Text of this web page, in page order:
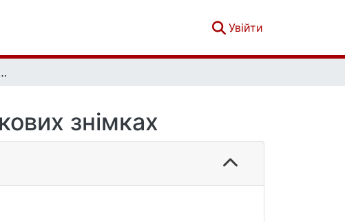
Увійти
на супутникових знімках
знімках